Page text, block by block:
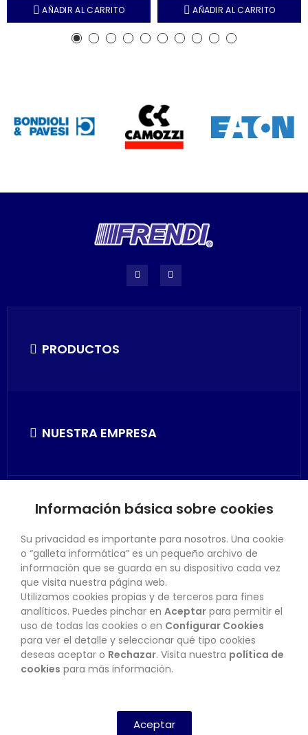
AÑADIR AL CARRITO AÑADIR AL CARRITO
PRODUCTOS
NUESTRA EMPRESA
SU CUENTA
CONTACTO
BOLETÍN
Información básica sobre cookies
Su privacidad es importante para nosotros. Una cookie
o “galleta informática” es un pequeño archivo de
información que se guarda en su dispositivo cada vez
que visita nuestra página web.
Utilizamos cookies propias y de terceros para fines
analíticos. Puedes pinchar en Aceptar para permitir el
uso de todas las cookies o en Configurar Cookies
para ver el detalle y seleccionar qué tipo cookies
deseas aceptar o Rechazar. Visita nuestra política de
cookies para más información.
Aceptar